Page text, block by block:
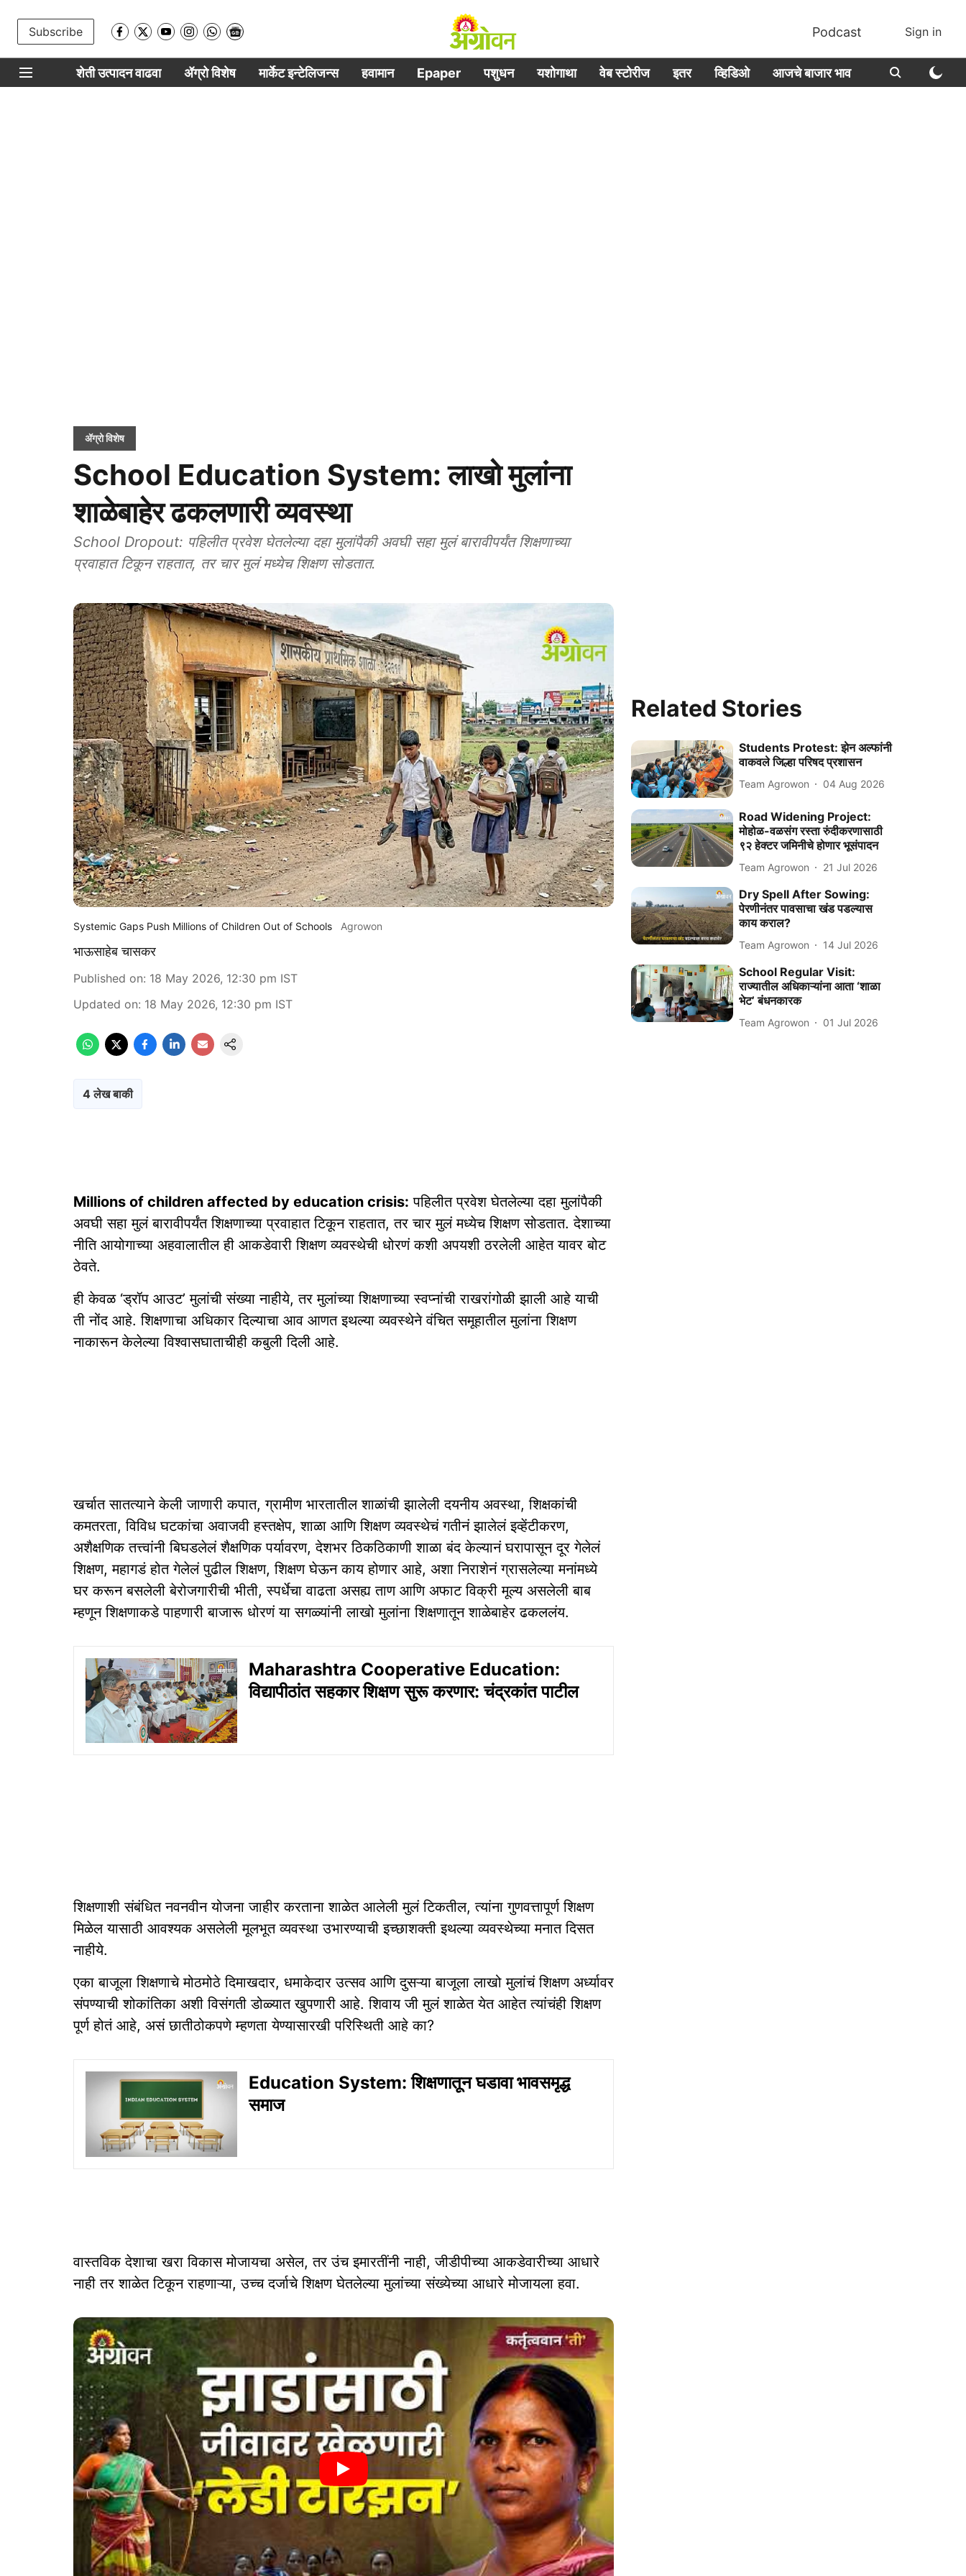
Subscribe Podcast Sign in
शेती उत्पादन वाढवा ॲग्रो विशेष मार्केट इन्टेलिजन्स हवामान Epaper पशुधन यशोगाथा वेब स्टोरीज इतर व्हिडिओ आजचे बाजार भाव
ॲग्रो विशेष
School Education System: लाखो मुलांना
शाळेबाहेर ढकलणारी व्यवस्था
School Dropout: पहिलीत प्रवेश घेतलेल्या दहा मुलांपैकी अवघी सहा मुलं बारावीपर्यंत शिक्षणाच्या
प्रवाहात टिकून राहतात, तर चार मुलं मध्येच शिक्षण सोडतात.
Systemic Gaps Push Millions of Children Out of Schools Agrowon
भाऊसाहेब चासकर
Published on: 18 May 2026, 12:30 pm IST
Updated on: 18 May 2026, 12:30 pm IST
4 लेख बाकी
Millions of children affected by education crisis: पहिलीत प्रवेश घेतलेल्या दहा मुलांपैकी
अवघी सहा मुलं बारावीपर्यंत शिक्षणाच्या प्रवाहात टिकून राहतात, तर चार मुलं मध्येच शिक्षण सोडतात. देशाच्या
नीति आयोगाच्या अहवालातील ही आकडेवारी शिक्षण व्यवस्थेची धोरणं कशी अपयशी ठरलेली आहेत यावर बोट
ठेवते.
ही केवळ ‘ड्रॉप आउट’ मुलांची संख्या नाहीये, तर मुलांच्या शिक्षणाच्या स्वप्नांची राखरांगोळी झाली आहे याची
ती नोंद आहे. शिक्षणाचा अधिकार दिल्याचा आव आणत इथल्या व्यवस्थेने वंचित समूहातील मुलांना शिक्षण
नाकारून केलेल्या विश्वासघाताचीही कबुली दिली आहे.
खर्चात सातत्याने केली जाणारी कपात, ग्रामीण भारतातील शाळांची झालेली दयनीय अवस्था, शिक्षकांची
कमतरता, विविध घटकांचा अवाजवी हस्तक्षेप, शाळा आणि शिक्षण व्यवस्थेचं गतीनं झालेलं इव्हेंटीकरण,
अशैक्षणिक तत्त्वांनी बिघडलेलं शैक्षणिक पर्यावरण, देशभर ठिकठिकाणी शाळा बंद केल्यानं घरापासून दूर गेलेलं
शिक्षण, महागडं होत गेलेलं पुढील शिक्षण, शिक्षण घेऊन काय होणार आहे, अशा निराशेनं ग्रासलेल्या मनांमध्ये
घर करून बसलेली बेरोजगारीची भीती, स्पर्धेचा वाढता असह्य ताण आणि अफाट विक्री मूल्य असलेली बाब
म्हणून शिक्षणाकडे पाहणारी बाजारू धोरणं या सगळ्यांनी लाखो मुलांना शिक्षणातून शाळेबाहेर ढकललंय.
Maharashtra Cooperative Education:
विद्यापीठांत सहकार शिक्षण सुरू करणार: चंद्रकांत पाटील
शिक्षणाशी संबंधित नवनवीन योजना जाहीर करताना शाळेत आलेली मुलं टिकतील, त्यांना गुणवत्तापूर्ण शिक्षण
मिळेल यासाठी आवश्यक असलेली मूलभूत व्यवस्था उभारण्याची इच्छाशक्ती इथल्या व्यवस्थेच्या मनात दिसत
नाहीये.
एका बाजूला शिक्षणाचे मोठमोठे दिमाखदार, धमाकेदार उत्सव आणि दुसऱ्या बाजूला लाखो मुलांचं शिक्षण अर्ध्यावर
संपण्याची शोकांतिका अशी विसंगती डोळ्यात खुपणारी आहे. शिवाय जी मुलं शाळेत येत आहेत त्यांचंही शिक्षण
पूर्ण होतं आहे, असं छातीठोकपणे म्हणता येण्यासारखी परिस्थिती आहे का?
Education System: शिक्षणातून घडावा भावसमृद्ध
समाज
वास्तविक देशाचा खरा विकास मोजायचा असेल, तर उंच इमारतींनी नाही, जीडीपीच्या आकडेवारीच्या आधारे
नाही तर शाळेत टिकून राहणाऱ्या, उच्च दर्जाचे शिक्षण घेतलेल्या मुलांच्या संख्येच्या आधारे मोजायला हवा.
Related Stories
Students Protest: झेन अल्फांनी
वाकवले जिल्हा परिषद प्रशासन
Team Agrowon 04 Aug 2026
Road Widening Project:
मोहोळ-वळसंग रस्ता रुंदीकरणासाठी
९२ हेक्टर जमिनीचे होणार भूसंपादन
Team Agrowon 21 Jul 2026
Dry Spell After Sowing:
पेरणीनंतर पावसाचा खंड पडल्यास
काय कराल?
Team Agrowon 14 Jul 2026
School Regular Visit:
राज्यातील अधिकाऱ्यांना आता ‘शाळा
भेट’ बंधनकारक
Team Agrowon 01 Jul 2026